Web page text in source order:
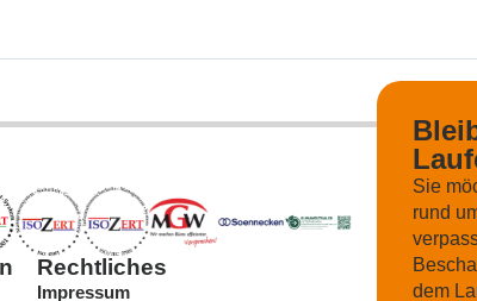
Rechtliches
Impressum
Sie
rund
dem